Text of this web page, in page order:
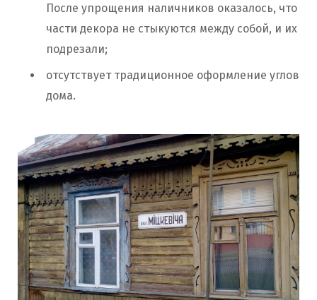
После упрощения наличников оказалось, что
части декора не стыкуются между собой, и их
подрезали;
отсутствует традиционное оформление углов
дома.